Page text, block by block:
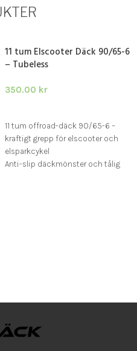
11 tum Elscooter Däck 90/65-6
– Tubeless
350.00 kr
11 tum offroad-däck 90/65-6 –
kraftigt grepp för elscooter och
elsparkcykel
Anti-slip däckmönster och tålig